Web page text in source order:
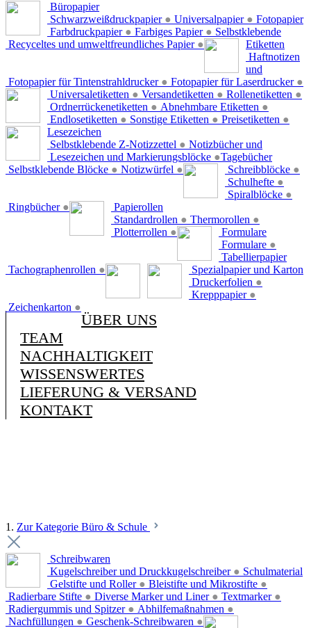
Büropapier
Schwarzweißdruckpapier ● Universalpapier ●
Farbdruckpapier ● Farbiges Papier ●
Recyceltes und umweltfreundliches Papier ●
Fotopapier
Fotopapier für Tintenstrahldrucker ● Fotopapier für Laserdrucker ●
Selbstklebende
Etiketten
Universaletiketten ● Versandetiketten ● Rollenetiketten ●
Ordnerrückenetiketten ● Abnehmbare Etiketten ●
Endlosetiketten ● Sonstige Etiketten ● Preisetiketten ●
Haftnotizen
und
Lesezeichen
Selbstklebende Z-Notizzettel ●
Lesezeichen und Markierungsblöcke ●
Selbstklebende Blöcke ● Notizwürfel ●
Notizbücher und
Tagebücher
Schreibblöcke ●
Schulhefte ●
Spiralblöcke ●
Ringbücher ●
Papierollen
Standardrollen ● Thermorollen ●
Plotterrollen ●
Formulare
Formulare ●
Tachographenrollen ●
Tabellierpapier
Spezialpapier und Karton
Druckerfolien ●
Krepppapier ●
Zeichenkarton ●
ÜBER UNS
TEAM
NACHHALTIGKEIT
WISSENSWERTES
LIEFERUNG & VERSAND
KONTAKT
1. Zur Kategorie Büro & Schule
Schreibwaren
Kugelschreiber und Druckkugelschreiber ●
Gelstifte und Roller ● Bleistifte und Mikrostifte ●
Radierbare Stifte ● Diverse Marker und Liner ● Textmarker ●
Radiergummis und Spitzer ● Abhilfemaßnahmen ●
Nachfüllungen ● Geschenk-Schreibwaren ●
Schulmaterial